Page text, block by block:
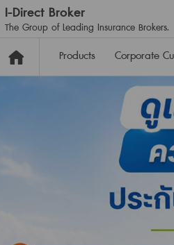
I-Direct Broker
The Group of Leading Insurance Brokers.
Products
Motor Insurance
Compulsory Motor Insurance
Insurance Class 1, 2+, 3+
Corporate